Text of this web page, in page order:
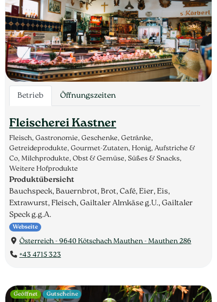
Betrieb Öffnungszeiten
Fleischerei Kastner
Fleisch, Gastronomie, Geschenke, Getränke,
Getreideprodukte, Gourmet-Zutaten, Honig, Aufstriche &
Co, Milchprodukte, Obst & Gemüse, Süßes & Snacks,
Weitere Hofprodukte
Produktübersicht
Bauchspeck, Bauernbrot, Brot, Café, Eier, Eis,
Extrawurst, Fleisch, Gailtaler Almkäse g.U., Gailtaler
Speck g.g.A.
Webseite
Österreich - 9640 Kötschach Mauthen - Mauthen 286
+43 4715 323
Geöffnet Gutscheine